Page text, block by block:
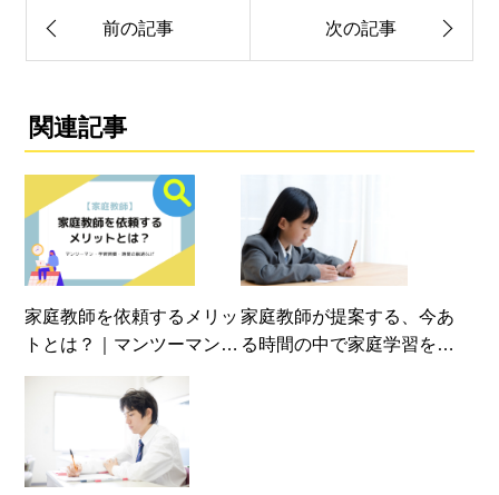
前の記事 次の記事
関連記事
家庭教師を依頼するメリッ
トとは？｜マンツーマン・
学習習慣・時間の融通など
家庭教師が提案する、今あ
る時間の中で家庭学習を習